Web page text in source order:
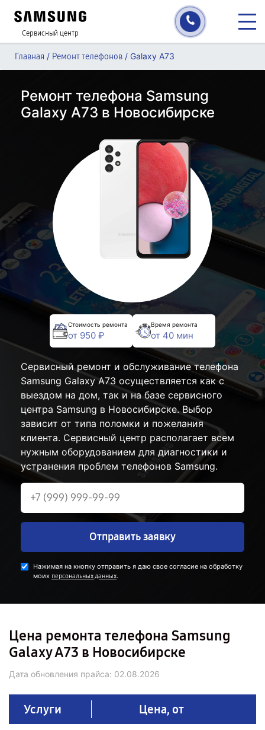
Сервисный центр
Главная / Ремонт телефонов / Galaxy A73
Ремонт телефона Samsung
Galaxy A73 в Новосибирске
Стоимость ремонта
от 950 ₽
Время ремонта
от 40 мин
Сервисный ремонт и обслуживание телефона
Samsung Galaxy A73 осуществляется как с
выездом на дом, так и на базе сервисного
центра Samsung в Новосибирске. Выбор
зависит от типа поломки и пожелания
клиента. Сервисный центр располагает всем
нужным оборудованием для диагностики и
устранения проблем телефонов Samsung.
Отправить заявку
Нажимая на кнопку отправить я даю свое согласие на обработку
моих персональных данных.
Цена ремонта телефона Samsung
Galaxy A73 в Новосибирске
Дата обновления прайса: 02.08.2026
Услуги Цена, от